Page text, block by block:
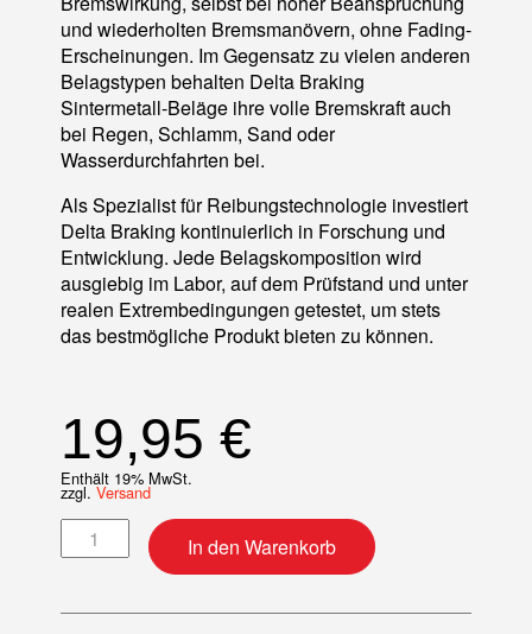
und wiederholten Bremsmanövern, ohne Fading-
Erscheinungen. Im Gegensatz zu vielen anderen
Belagstypen behalten Delta Braking
Sintermetall-Beläge ihre volle Bremskraft auch
bei Regen, Schlamm, Sand oder
Wasserdurchfahrten bei.
Als Spezialist für Reibungstechnologie investiert
Delta Braking kontinuierlich in Forschung und
Entwicklung. Jede Belagskomposition wird
ausgiebig im Labor, auf dem Prüfstand und unter
realen Extrembedingungen getestet, um stets
das bestmögliche Produkt bieten zu können.
19,95 €
Enthält 19% MwSt.
zzgl. Versand
Bremsbeläge Sintermetall hinten Menge
In den Warenkorb